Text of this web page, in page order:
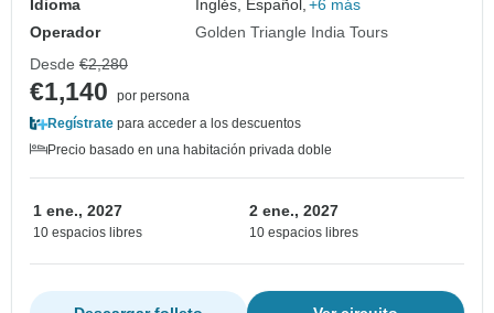
Idioma Inglés, Español, +6 más
Operador
Golden Triangle India Tours
Desde €2,280
€1,140
por persona
Regístrate para acceder a los descuentos
Precio basado en una habitación privada doble
1 ene., 2027
10 espacios libres
2 ene., 2027
10 espacios libres